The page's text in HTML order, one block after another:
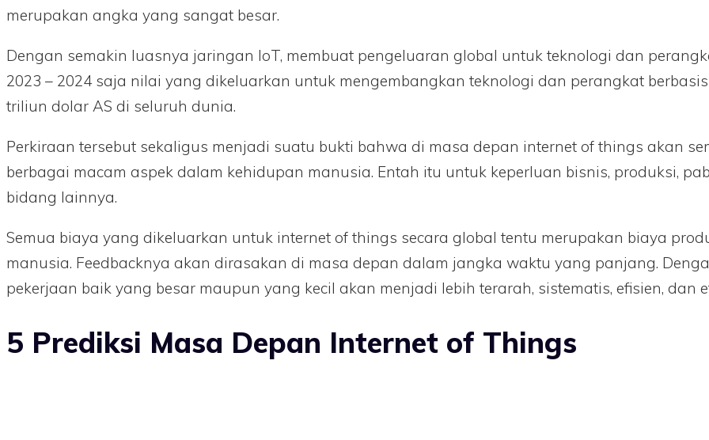
merupakan angka yang sangat besar.
Dengan semakin luasnya jaringan IoT, membuat pengeluaran global untuk teknologi dan
2023 – 2024 saja nilai yang dikeluarkan untuk mengembangkan teknologi dan perangkat
triliun dolar AS di seluruh dunia.
Perkiraan tersebut sekaligus menjadi suatu bukti bahwa di masa depan internet of things akan
berbagai macam aspek dalam kehidupan manusia. Entah itu untuk keperluan bisnis, produksi,
bidang lainnya.
Semua biaya yang dikeluarkan untuk internet of things secara global tentu merupakan biaya
manusia. Feedbacknya akan dirasakan di masa depan dalam jangka waktu yang panjang.
pekerjaan baik yang besar maupun yang kecil akan menjadi lebih terarah, sistematis, efisien, dan
5 Prediksi Masa Depan Internet of Things